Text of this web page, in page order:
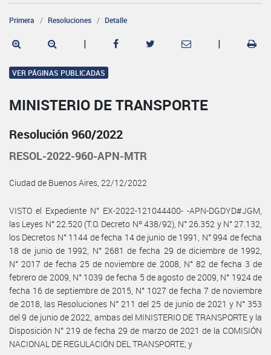
Primera Resoluciones Detalle
| |
VER PÁGINAS PUBLICADAS
MINISTERIO DE TRANSPORTE
Resolución 960/2022
RESOL-2022-960-APN-MTR
Ciudad de Buenos Aires, 22/12/2022
VISTO el Expediente N° EX-2022-121044400- -APN-DGDYD#JGM,
las Leyes N° 22.520 (T.O. Decreto Nº 438/92), N° 26.352 y N° 27.132,
los Decretos N° 1144 de fecha 14 de junio de 1991, N° 994 de fecha
18 de junio de 1992, N° 2681 de fecha 29 de diciembre de 1992,
N° 2017 de fecha 25 de noviembre de 2008, N° 82 de fecha 3 de
febrero de 2009, N° 1039 de fecha 5 de agosto de 2009, N° 1924 de
fecha 16 de septiembre de 2015, N° 1027 de fecha 7 de noviembre
de 2018, las Resoluciones N° 211 del 25 de junio de 2021 y N° 353
del 9 de junio de 2022, ambas del MINISTERIO DE TRANSPORTE y la
Disposición N° 219 de fecha 29 de marzo de 2021 de la COMISIÓN
NACIONAL DE REGULACIÓN DEL TRANSPORTE; y